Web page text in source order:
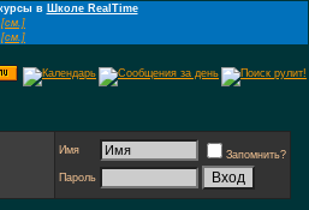
в Школе RealTime
[см.]
[см.]
Имя
Запомнить?
Пароль